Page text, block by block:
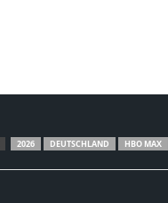
2026 DEUTSCHLAND HBO MAX